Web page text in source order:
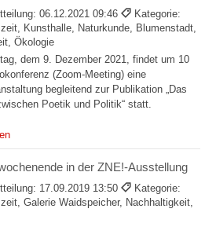
06.12.2021 09:46
Kategorie:
Kunsthalle, Naturkunde, Blumenstadt,
Ökologie
dem 9. Dezember 2021, findet um 10
(Zoom-Meeting) eine
begleitend zur Publikation „Das
Poetik und Politik“ statt.
in der ZNE!-Ausstellung
17.09.2019 13:50
Kategorie:
Galerie Waidspeicher, Nachhaltigkeit,